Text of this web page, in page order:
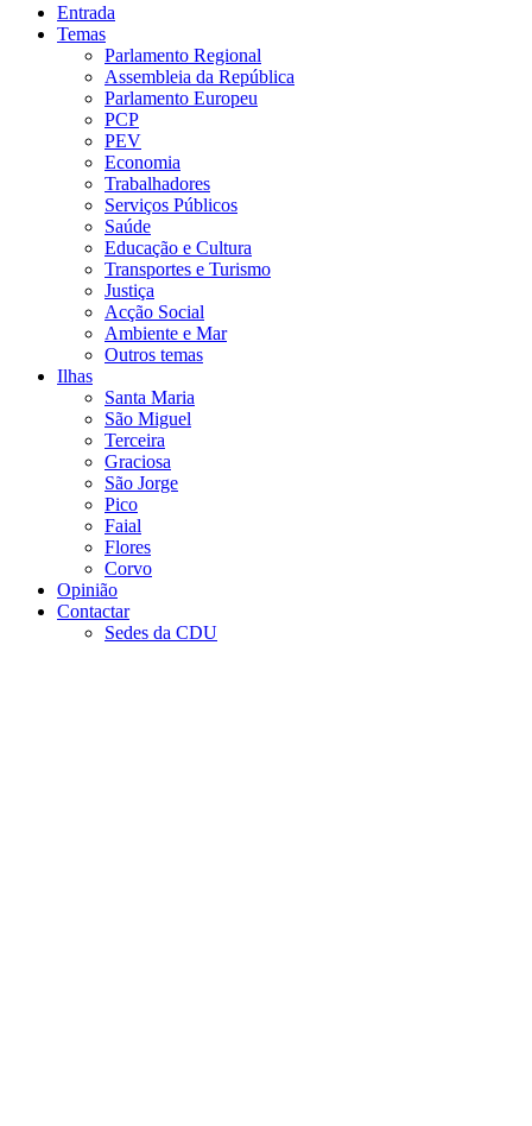
Entrada
Temas
Parlamento Regional
Assembleia da República
Parlamento Europeu
PCP
PEV
Economia
Trabalhadores
Serviços Públicos
Saúde
Educação e Cultura
Transportes e Turismo
Justiça
Acção Social
Ambiente e Mar
Outros temas
Ilhas
Santa Maria
São Miguel
Terceira
Graciosa
São Jorge
Pico
Faial
Flores
Corvo
Opinião
Contactar
Sedes da CDU